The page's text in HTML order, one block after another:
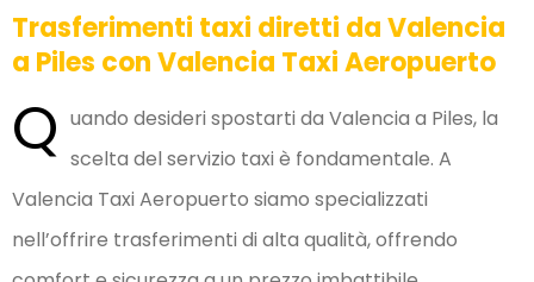
Trasferimenti taxi diretti da Valencia
a Piles con Valencia Taxi Aeropuerto
Q uando desideri spostarti da Valencia a Piles, la
scelta del servizio taxi è fondamentale. A
Valencia Taxi Aeropuerto siamo specializzati
nell’offrire trasferimenti di alta qualità, offrendo